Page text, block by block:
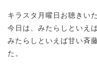
キラスタ月曜日お聴きい
今日は、みたらしといえ
みたらしといえば甘い斉
た。